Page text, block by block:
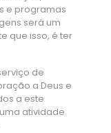
e programas
será um
que isso, é ter
de
a Deus e
a este
atividade